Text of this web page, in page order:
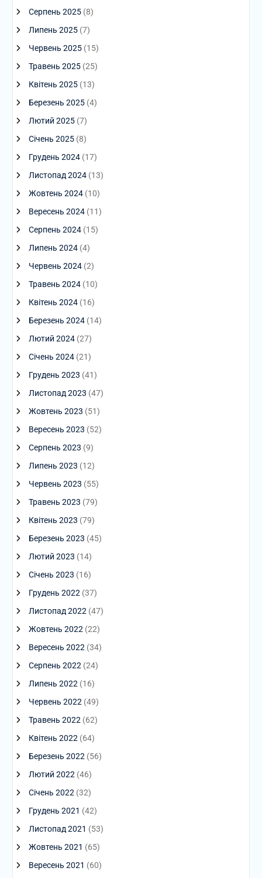
Серпень 2025(8)
Липень 2025(7)
Червень 2025(15)
Травень 2025(25)
Квітень 2025(13)
Березень 2025(4)
Лютий 2025(7)
Січень 2025(8)
Грудень 2024(17)
Листопад 2024(13)
Жовтень 2024(10)
Вересень 2024(11)
Серпень 2024(15)
Липень 2024(4)
Червень 2024(2)
Травень 2024(10)
Квітень 2024(16)
Березень 2024(14)
Лютий 2024(27)
Січень 2024(21)
Грудень 2023 (41)
Листопад 2023 (47)
Жовтень 2023 (51)
Вересень 2023 (52)
Серпень 2023 (9)
Липень 2023 (12)
Червень 2023 (55)
Травень 2023 (79)
Квітень 2023 (79)
Березень 2023 (45)
Лютий 2023 (14)
Січень 2023 (16)
Грудень 2022(37)
Листопад 2022(47)
Жовтень 2022(22)
Вересень 2022(34)
Серпень 2022(24)
Липень 2022(16)
Червень 2022(49)
Травень 2022(62)
Квітень 2022(64)
Березень 2022(56)
Лютий 2022(46)
Січень 2022(32)
Грудень 2021 (42)
Листопад 2021 (53)
Жовтень 2021 (65)
Вересень 2021 (60)